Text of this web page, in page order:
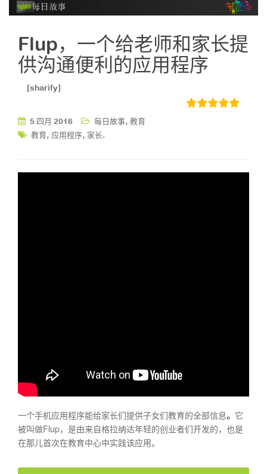
Flup，一个给老师和家长提
供沟通便利的应用程序
[sharify]
5 四月 2016 每日故事, 教育
教育, 应用程序, 家长.
一个手机应用程序能给家长们提供子女们教育的全部信息。 它
被叫做Flup，是由来自格拉纳达年轻的创业者们开发的，也是
在那儿首次在教育中心中实践该应用。